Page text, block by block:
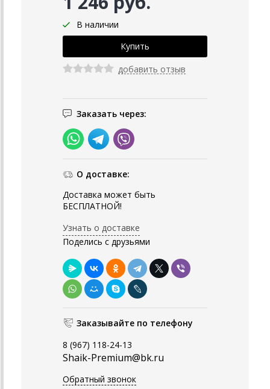
В наличии
добавить отзыв
Заказать через:
О доставке:
Доставка может быть
БЕСПЛАТНОЙ!
Узнать о доставке
Поделись с друзьями
Заказывайте по телефону
8 (967) 118-24-13
Shaik-Premium@bk.ru
Обратный звонок